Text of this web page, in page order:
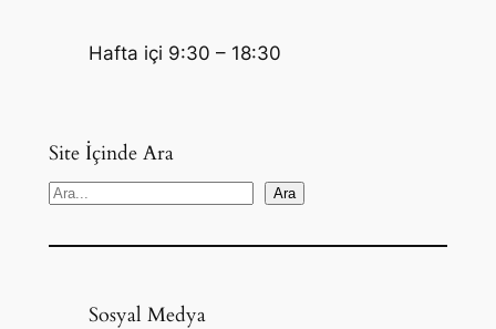
Hafta içi 9:30 – 18:30
Site İçinde Ara
S
a
Ara
Sosyal Medya